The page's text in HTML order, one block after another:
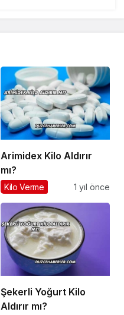
Arimidex Kilo Aldırır
mı?
Kilo Verme 1 yıl önce
Şekerli Yoğurt Kilo
Aldırır mı?